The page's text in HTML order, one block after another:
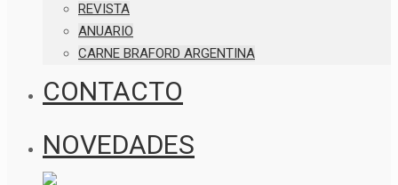
REVISTA
ANUARIO
CARNE BRAFORD ARGENTINA
CONTACTO
NOVEDADES